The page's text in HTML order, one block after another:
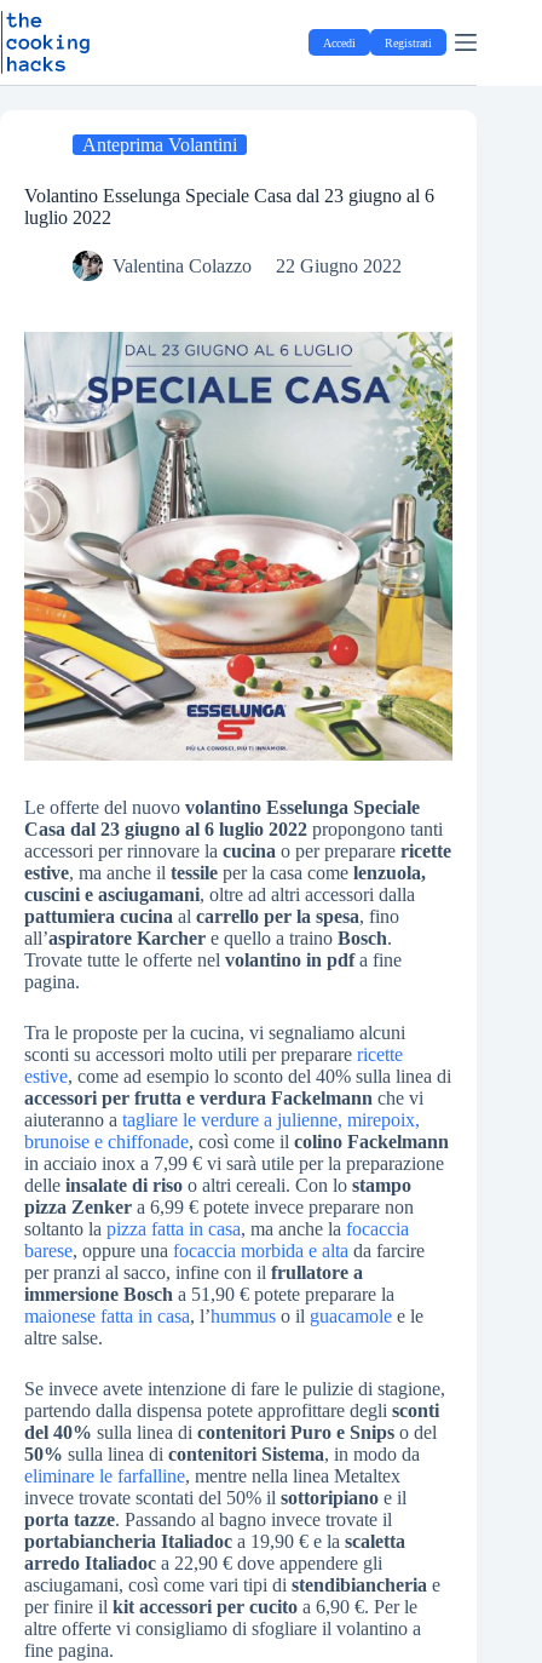
S
t
Salta
al
contenuto
Accedi Registrati
Anteprima Volantini
Volantino Esselunga Speciale Casa dal 23 giugno al 6
luglio 2022
Valentina Colazzo 22 Giugno 2022
Le offerte del nuovo volantino Esselunga Speciale
Casa dal 23 giugno al 6 luglio 2022 propongono tanti
accessori per rinnovare la cucina o per preparare ricette
estive, ma anche il tessile per la casa come lenzuola,
cuscini e asciugamani, oltre ad altri accessori dalla
pattumiera cucina al carrello per la spesa, fino
all’aspiratore Karcher e quello a traino Bosch.
Trovate tutte le offerte nel volantino in pdfa fine
pagina.
Tra le proposte per la cucina, vi segnaliamo alcuni
sconti su accessori molto utili per preparare ricette
estive, come ad esempio lo sconto del 40% sulla linea di
accessori per frutta e verdura Fackelmann che vi
aiuteranno a tagliare le verdure a julienne, mirepoix,
brunoise e chiffonade, così come il colino Fackelmann
in acciaio inox a 7,99 € vi sarà utile per la preparazione
delle insalate di riso o altri cereali. Con lo stampo
pizza Zenker a 6,99 € potete invece preparare non
soltanto la pizza fatta in casa, ma anche la focaccia
barese, oppure una focaccia morbida e alta da farcire
per pranzi al sacco, infine con il frullatore a
immersione Bosch a 51,90 € potete preparare la
maionese fatta in casa, l’hummus o il guacamole e le
altre salse.
Se invece avete intenzione di fare le pulizie di stagione,
partendo dalla dispensa potete approfittare degli sconti
del 40% sulla linea di contenitori Puro e Snips o del
50% sulla linea di contenitori Sistema, in modo da
eliminare le farfalline, mentre nella linea Metaltex
invece trovate scontati del 50% il sottoripiano e il
porta tazze. Passando al bagno invece trovate il
portabiancheria Italiadoc a 19,90 € e la scaletta
arredo Italiadoc a 22,90 € dove appendere gli
asciugamani, così come vari tipi di stendibiancheria e
per finire il kit accessori per cucito a 6,90 €. Per le
altre offerte vi consigliamo di sfogliare il volantino a
fine pagina.